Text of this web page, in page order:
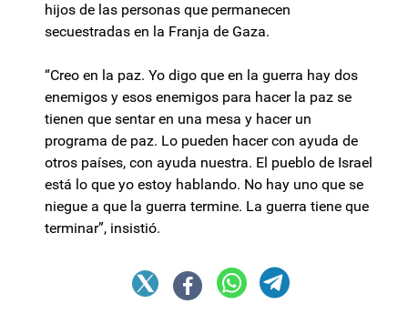
hijos de las personas que permanecen
secuestradas en la Franja de Gaza.
“Creo en la paz. Yo digo que en la guerra hay dos
enemigos y esos enemigos para hacer la paz se
tienen que sentar en una mesa y hacer un
programa de paz. Lo pueden hacer con ayuda de
otros países, con ayuda nuestra. El pueblo de Israel
está lo que yo estoy hablando. No hay uno que se
niegue a que la guerra termine. La guerra tiene que
terminar”, insistió.